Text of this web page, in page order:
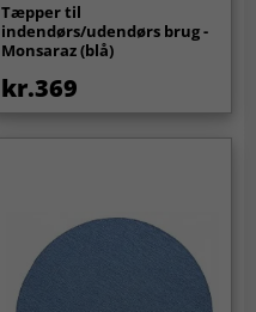
Tæpper til
indendørs/udendørs brug -
Monsaraz (blå)
kr.369